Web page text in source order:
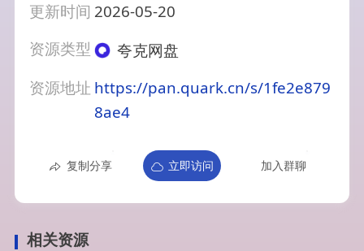
更新时间 2026-05-20
资源类型
夸克网盘
资源地址 https://pan.quark.cn/s/1fe2e879
8ae4
复制分享 立即访问 加入群聊
相关资源